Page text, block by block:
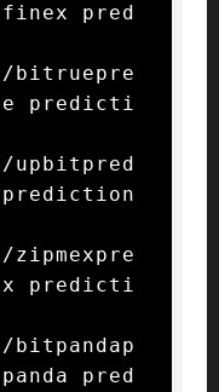
pred
bitruepre
predicti
upbitpred
predicti
pred